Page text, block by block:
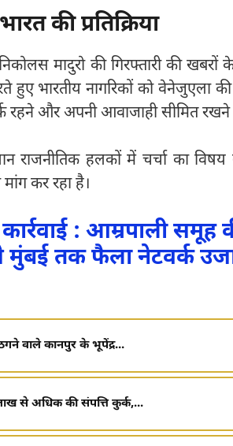
की प्रतिक्रिया
मादुरो की गिरफ्तारी की खबरों के
हुए भारतीय नागरिकों को वेनेजुएला
रहने और अपनी आवाजाही सीमित
राजनीतिक हलकों में चर्चा का
कर रहा है।
कार्रवाई : आम्रपाली
मुंबई तक फैला नेटवर्क
वाले कानपुर के भूपेंद्र...
से अधिक की संपत्ति कुर्क,...